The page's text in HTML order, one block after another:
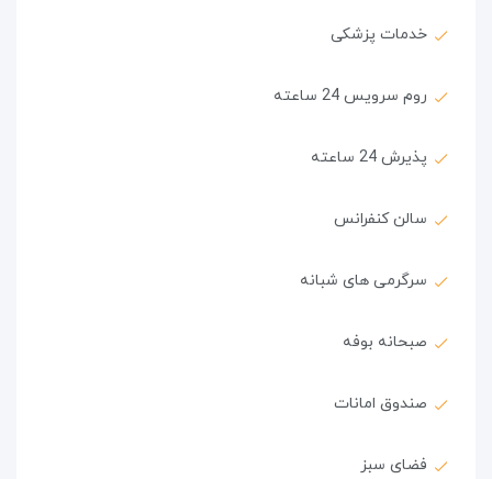
خدمات پزشکی
روم سرویس 24 ساعته
پذیرش 24 ساعته
سالن کنفرانس
سرگرمی های شبانه
صبحانه بوفه
صندوق امانات
فضای سبز